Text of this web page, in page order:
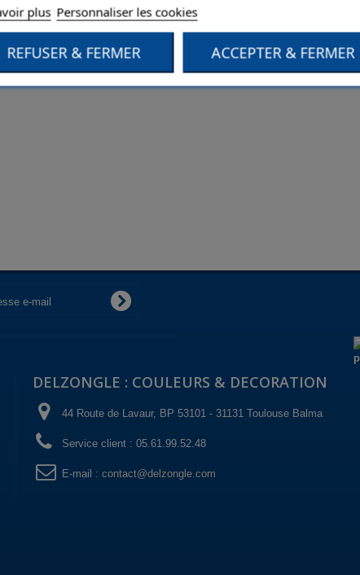
DELZONGLE : COULEURS & DECORATION
44 Route de Lavaur, BP 53101 - 31131 Toulouse Balma
Service client : 05.61.99.52.48
E-mail : contact@delzongle.com
plus Personnaliser les cookies
REFUSER & FERMER ACCEPTER & FERMER